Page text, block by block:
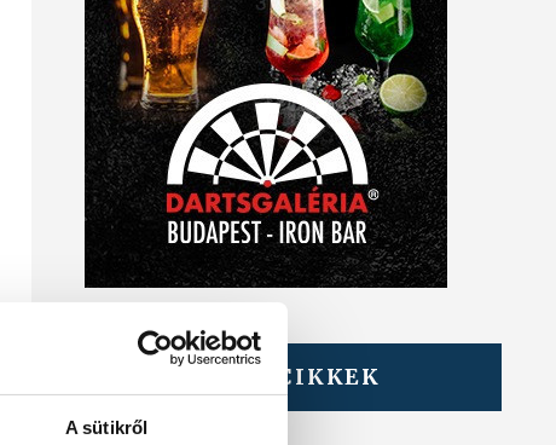
A sütikről
TOVÁBBI CIKKEK
SZABADIDŐSPORT